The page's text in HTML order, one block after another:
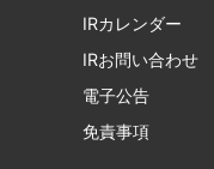
IRカレンダー
IRお問い合わせ
電子公告
免責事項